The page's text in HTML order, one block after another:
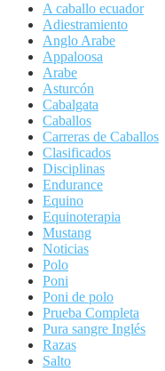
A caballo ecuador
Adiestramiento
Anglo Arabe
Appaloosa
Arabe
Asturcón
Cabalgata
Caballos
Carreras de Caballos
Clasificados
Disciplinas
Endurance
Equino
Equinoterapia
Mustang
Noticias
Polo
Poni
Poni de polo
Prueba Completa
Pura sangre Inglés
Razas
Salto